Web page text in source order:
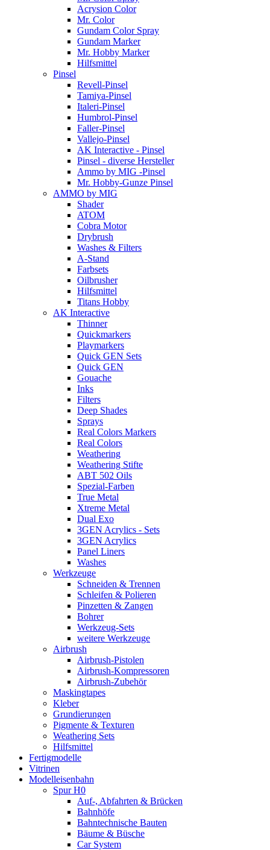
Acrysion Color
Mr. Color
Gundam Color Spray
Gundam Marker
Mr. Hobby Marker
Hilfsmittel
Pinsel
Revell-Pinsel
Tamiya-Pinsel
Italeri-Pinsel
Humbrol-Pinsel
Faller-Pinsel
Vallejo-Pinsel
AK Interactive - Pinsel
Pinsel - diverse Hersteller
Ammo by MIG -Pinsel
Mr. Hobby-Gunze Pinsel
AMMO by MIG
Shader
ATOM
Cobra Motor
Drybrush
Washes & Filters
A-Stand
Farbsets
Oilbrusher
Hilfsmittel
Titans Hobby
AK Interactive
Thinner
Quickmarkers
Playmarkers
Quick GEN Sets
Quick GEN
Gouache
Inks
Filters
Deep Shades
Sprays
Real Colors Markers
Real Colors
Weathering
Weathering Stifte
ABT 502 Oils
Spezial-Farben
True Metal
Xtreme Metal
Dual Exo
3GEN Acrylics - Sets
3GEN Acrylics
Panel Liners
Washes
Werkzeuge
Schneiden & Trennen
Schleifen & Polieren
Pinzetten & Zangen
Bohrer
Werkzeug-Sets
weitere Werkzeuge
Airbrush
Airbrush-Pistolen
Airbrush-Kompressoren
Airbrush-Zubehör
Maskingtapes
Kleber
Grundierungen
Pigmente & Texturen
Weathering Sets
Hilfsmittel
Fertigmodelle
Vitrinen
Modelleisenbahn
Spur H0
Auf-, Abfahrten & Brücken
Bahnhöfe
Bahntechnische Bauten
Bäume & Büsche
Car System